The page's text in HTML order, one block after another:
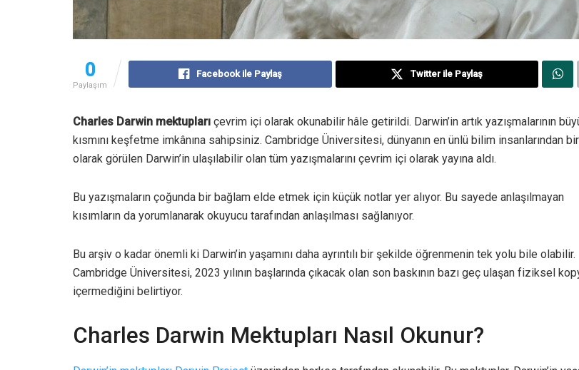
0
Paylaşım
Facebook ile Paylaş Twitter ile Paylaş
Charles Darwin mektupları çevrim içi olarak okunabilir hâle getirildi. Darwin’in artık yazışmalarının
kısmını keşfetme imkânına sahipsiniz. Cambridge Üniversitesi, dünyanın en ünlü bilim insanlarından
olarak görülen Darwin’in ulaşılabilir olan tüm yazışmalarını çevrim içi olarak yayına aldı.
Bu yazışmaların çoğunda bir bağlam elde etmek için küçük notlar yer alıyor. Bu sayede anlaşılmayan
kısımların da yorumlanarak okuyucu tarafından anlaşılması sağlanıyor.
Bu arşiv o kadar önemli ki Darwin’in yaşamını daha ayrıntılı bir şekilde öğrenmenin tek yolu bile olabilir.
Cambridge Üniversitesi, 2023 yılının başlarında çıkacak olan son baskının bazı geç ulaşan fiziksel
içermediğini belirtiyor.
Charles Darwin Mektupları Nasıl Okunur?